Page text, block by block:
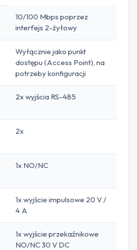
10/100 Mbps poprzez
interfejs 2-żyłowy
Wyłącznie jako punkt
dostępu (Access Point), na
potrzeby konfiguracji
2x wyjścia RS-485
2x
1x NO/NC
1x wyjście impulsowe 20 V /
4 A
1x wyjście przekaźnikowe
NO/NC 30 V DC